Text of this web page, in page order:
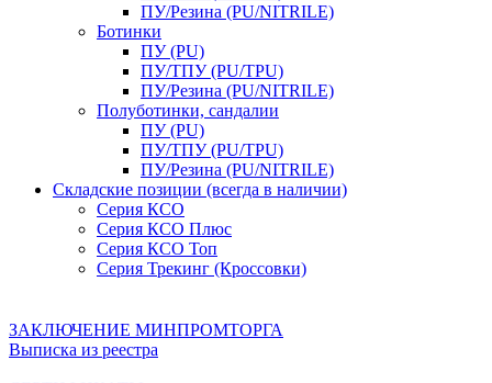
ПУ/Резина (PU/NITRILE)
Ботинки
ПУ (PU)
ПУ/ТПУ (PU/TPU)
ПУ/Резина (PU/NITRILE)
Полуботинки, сандалии
ПУ (PU)
ПУ/ТПУ (PU/TPU)
ПУ/Резина (PU/NITRILE)
Складские позиции (всегда в наличии)
Серия КСО
Серия КСО Плюс
Серия КСО Топ
Серия Трекинг (Кроссовки)
ЗАКЛЮЧЕНИЕ МИНПРОМТОРГА
Выписка из реестра